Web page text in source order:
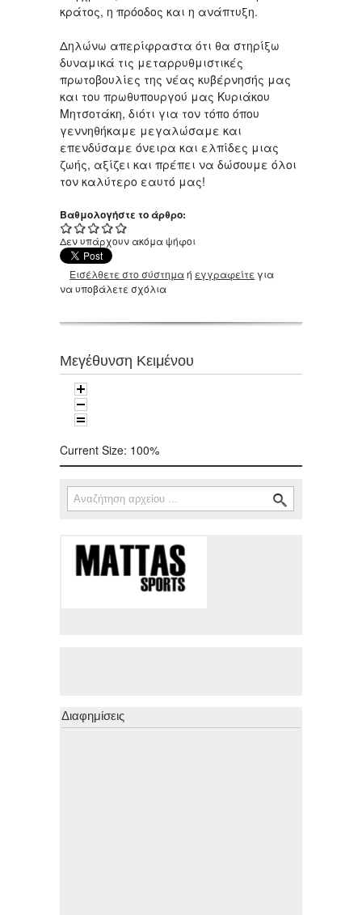
κράτος, η πρόοδος και η ανάπτυξη.
Δηλώνω απερίφραστα ότι θα στηρίξω
δυναμικά τις μεταρρυθμιστικές
πρωτοβουλίες της νέας κυβέρνησής μας
και του πρωθυπουργού μας Κυριάκου
Μητσοτάκη, διότι για τον τόπο όπου
γεννηθήκαμε μεγαλώσαμε και
επενδύσαμε όνειρα και ελπίδες μιας
ζωής, αξίζει και πρέπει να δώσουμε όλοι
τον καλύτερο εαυτό μας!
Βαθμολογήστε το άρθρο:
Δεν υπάρχουν ακόμα ψήφοι
Εισέλθετε στο σύστημαή εγγραφείτε για
να υποβάλετε σχόλια
Μεγέθυνση Κειμένου
Current Size: 100%
Φόρμα αναζήτησης
Αναζήτηση
Διαφημίσεις